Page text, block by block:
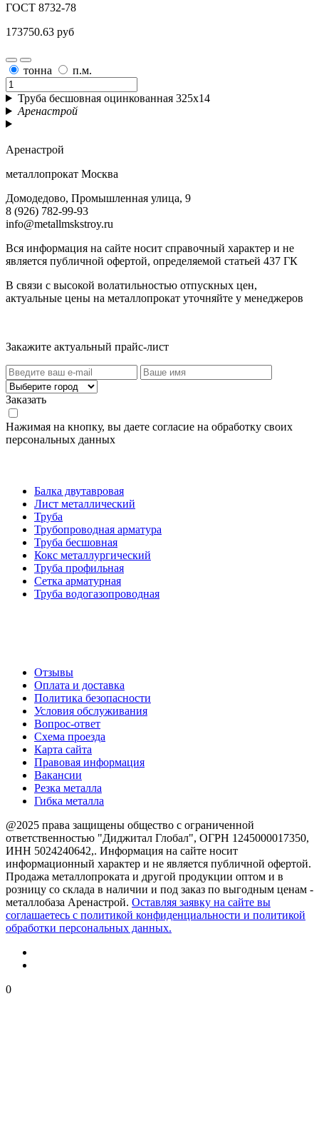
ГОСТ 8732-78
173750.63 руб
тонна п.м.
Труба бесшовная оцинкованная 325х14
Аренастрой
Аренастрой
металлопрокат Москва
Домодедово, Промышленная улица, 9
8 (926) 782-99-93
info@metallmskstroy.ru
Вся информация на сайте носит справочный характер и не
является публичной офертой, определяемой статьей 437 ГК
В связи с высокой волатильностью отпускных цен,
актуальные цены на металлопрокат уточняйте у менеджеров
Закажите актуальный прайс-лист
Заказать
Нажимая на кнопку, вы даете согласие на обработку своих
персональных данных
Балка двутавровая
Лист металлический
Труба
Трубопроводная арматура
Труба бесшовная
Кокс металлургический
Труба профильная
Cетка арматурная
Труба водогазопроводная
Отзывы
Оплата и доставка
Политика безопасности
Условия обслуживания
Вопрос-ответ
Схема проезда
Карта сайта
Правовая информация
Вакансии
Резка металла
Гибка металла
@2025 права защищены общество с ограниченной
ответственностью "Диджитал Глобал", ОГРН 1245000017350,
ИНН 5024240642,. Информация на сайте носит
информационный характер и не является публичной офертой.
Продажа металлопроката и другой продукции оптом и в
розницу со склада в наличии и под заказ по выгодным ценам -
металлобаза Аренастрой. Оставляя заявку на сайте вы
соглашаетесь с политикой конфиденциальности и политикой
обработки персональных данных.
0